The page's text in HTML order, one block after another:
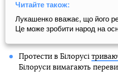
Читайте також:
Лукашенко вважає, що його
Це може зробити народ на
Протести в Білорусі
Білоруси вимагають